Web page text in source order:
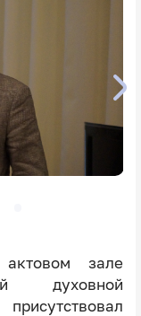
зале
духовной